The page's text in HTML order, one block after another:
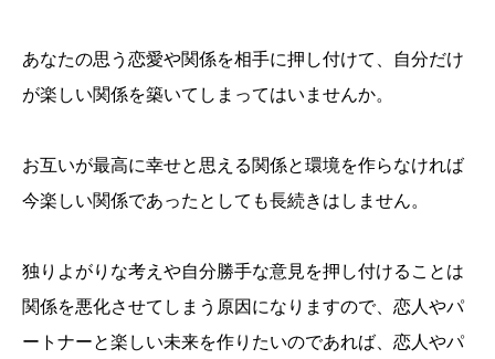
あなたの思う恋愛や関係を相手に押し付けて、自分だけ
が楽しい関係を築いてしまってはいませんか。
お互いが最高に幸せと思える関係と環境を作らなければ
今楽しい関係であったとしても長続きはしません。
独りよがりな考えや自分勝手な意見を押し付けることは
関係を悪化させてしまう原因になりますので、恋人やパ
ートナーと楽しい未来を作りたいのであれば、恋人やパ